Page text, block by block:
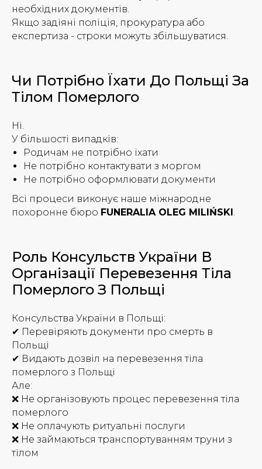
необхідних документів.
Якщо задіяні поліція, прокуратура або
експертиза - строки можуть збільшуватися.
Чи Потрібно Їхати До Польщі За
Тілом Померлого
Ні.
У більшості випадків:
Родичам не потрібно їхати
Не потрібно контактувати з моргом
Не потрібно оформлювати документи
Всі процеси виконує наше міжнародне
похоронне бюро FUNERALIA OLEG MILIŃSKI.
Роль Консульств України В
Організації Перевезення Тіла
Померлого З Польщі
Консульства України в Польщі:
✔ Перевіряють документи про смерть в
Польщі
✔ Видають дозвіл на перевезення тіла
померлого з Польщі
Але:
❌ Не організовують процес перевезення тіла
померлого
❌ Не оплачують ритуальні послуги
❌ Не займаються транспортуванням труни з
тілом